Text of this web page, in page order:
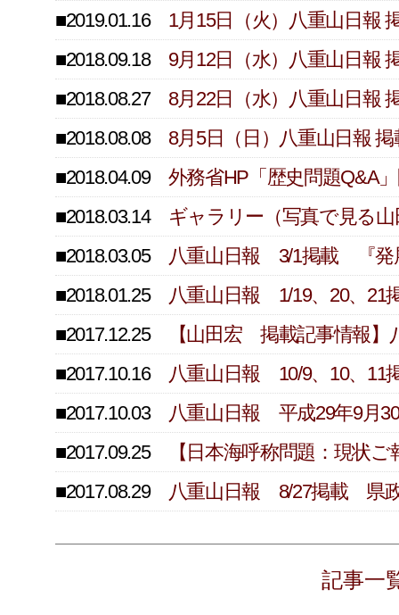
■2019.01.16 1月15日（火）八重山日報
■2018.09.18 9月12日（水）八重山日報
■2018.08.27 8月22日（水）八重山日報
■2018.08.08 8月5日（日）八重山日報
■2018.04.09 外務省HP「歴史問題Q&A
■2018.03.14 ギャラリー（写真で見る
■2018.03.05
八重山日報 3/1掲載 『発
■2018.01.25
八重山日報 1/19、20、21
■2017.12.25
【山田宏 掲載記事情報】
■2017.10.16
八重山日報 10/9、10、
■2017.10.03
八重山日報 平成29年9月
■2017.09.25
【日本海呼称問題：現状ご
■2017.08.29
八重山日報 8/27掲載 県
記事一